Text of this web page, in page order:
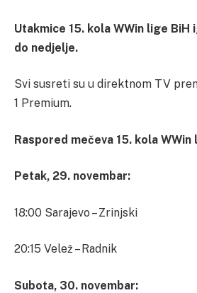
Utakmice 15. kola WWin lige
do nedjelje.
Svi susreti su u direktnom TV
1 Premium.
Raspored mečeva 15. kola WWin
Petak, 29. novembar:
18:00 Sarajevo – Zrinjski
20:15 Velež – Radnik
Subota, 30. novembar: